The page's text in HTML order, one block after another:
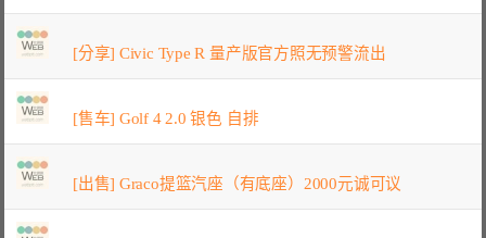
[分享] Civic Type R 量产版官方照无预警流出
[售车] Golf 4 2.0 银色 自排
[出售] Graco提篮汽座（有底座）2000元诚可议